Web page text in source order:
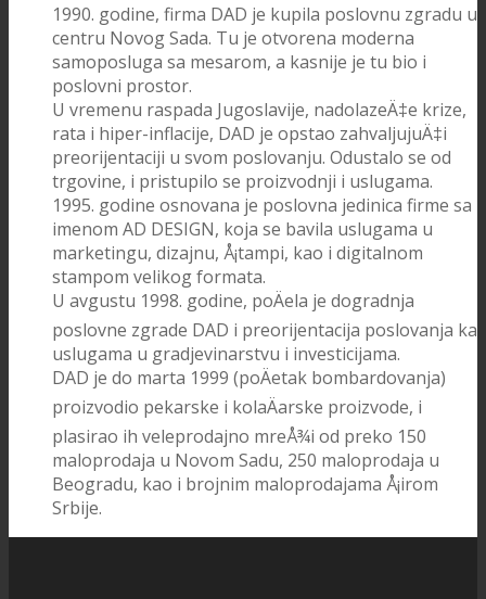
1990. godine, firma DAD je kupila poslovnu zgradu u
centru Novog Sada. Tu je otvorena moderna
samoposluga sa mesarom, a kasnije je tu bio i
poslovni prostor.
U vremenu raspada Jugoslavije, nadolazeÄ‡e krize,
rata i hiper-inflacije, DAD je opstao zahvaljujuÄ‡i
preorijentaciji u svom poslovanju. Odustalo se od
trgovine, i pristupilo se proizvodnji i uslugama.
1995. godine osnovana je poslovna jedinica firme sa
imenom AD DESIGN, koja se bavila uslugama u
marketingu, dizajnu, Å¡tampi, kao i digitalnom
stampom velikog formata.
U avgustu 1998. godine, poÄela je dogradnja
poslovne zgrade DAD i preorijentacija poslovanja ka
uslugama u gradjevinarstvu i investicijama.
DAD je do marta 1999 (poÄetak bombardovanja)
proizvodio pekarske i kolaÄarske proizvode, i
plasirao ih veleprodajno mreÅ¾i od preko 150
maloprodaja u Novom Sadu, 250 maloprodaja u
Beogradu, kao i brojnim maloprodajama Å¡irom
Srbije.